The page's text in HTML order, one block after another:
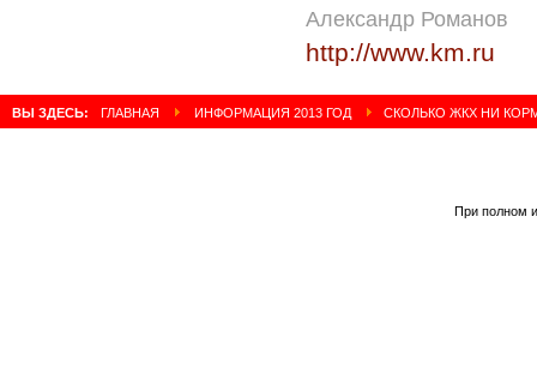
Александр Романов
http://www.km.ru
ВЫ ЗДЕСЬ: ГЛАВНАЯ ИНФОРМАЦИЯ 2013 ГОД СКОЛЬКО ЖКХ НИ
При полном